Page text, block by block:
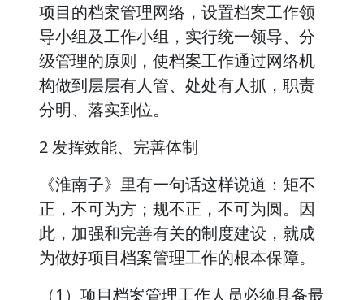
项目的档案管理网络，设置档案工作领
导小组及工作小组，实行统一领导、分
级管理的原则，使档案工作通过网络机
构做到层层有人管、处处有人抓，职责
分明、落实到位。
2 发挥效能、完善体制
《淮南子》里有一句话这样说道：矩不
正，不可为方；规不正，不可为圆。因
此，加强和完善有关的制度建设，就成
为做好项目档案管理工作的根本保障。
（1）项目档案管理工作人员必须具备最